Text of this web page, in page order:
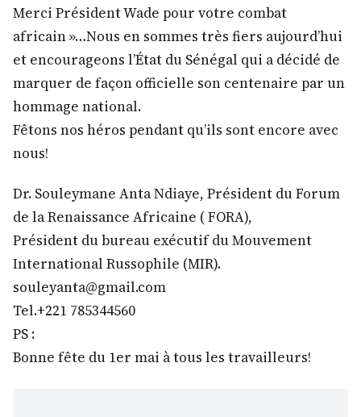
Merci Président Wade pour votre combat
africain »…Nous en sommes très fiers aujourd’hui
et encourageons l’État du Sénégal qui a décidé de
marquer de façon officielle son centenaire par un
hommage national.
Fêtons nos héros pendant qu’ils sont encore avec
nous!
Dr. Souleymane Anta Ndiaye, Président du Forum
de la Renaissance Africaine ( FORA),
Président du bureau exécutif du Mouvement
International Russophile (MIR).
souleyanta@gmail.com
Tel.+221 785344560
PS :
Bonne fête du 1er mai à tous les travailleurs!